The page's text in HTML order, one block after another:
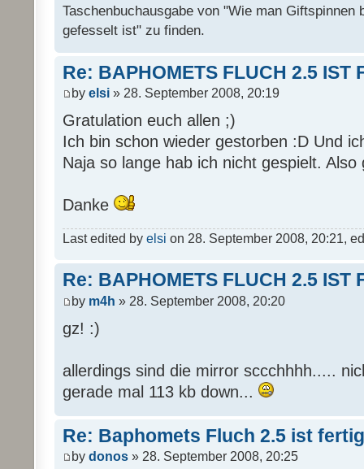
Taschenbuchausgabe von "Wie man Giftspinnen
gefesselt ist" zu finden.
Re: BAPHOMETS FLUCH 2.5 IST
by elsi » 28. September 2008, 20:19
Gratulation euch allen ;)
Ich bin schon wieder gestorben :D Und
Naja so lange hab ich nicht gespielt. Also
Danke
Last edited by elsi on 28. September 2008, 20:21,
Re: BAPHOMETS FLUCH 2.5 IST
by m4h » 28. September 2008, 20:20
gz! :)
allerdings sind die mirror sccchhhh.....
gerade mal 113 kb down...
Re: Baphomets Fluch 2.5 ist fertig
by donos » 28. September 2008, 20:25